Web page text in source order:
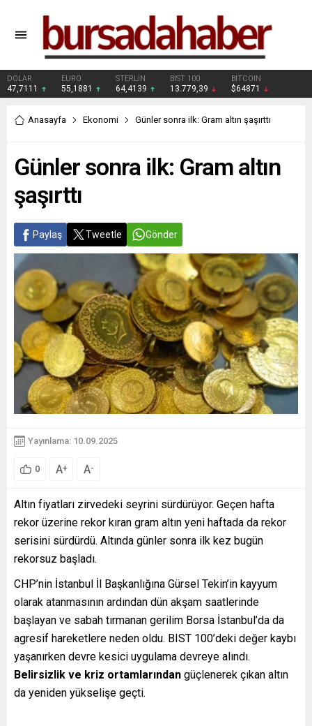
DOLAR
47,7111
EURO
55,1881
STERLİN
64,4139
BIST 100
13.779,39
BITCOIN
$64871
Anasayfa Ekonomi Günler sonra ilk: Gram altın şaşırttı
Günler sonra ilk: Gram altın
şaşırttı
Paylaş Tweetle Gönder
Yayınlama: 10.09.2025
0 A+ A-
Altın fiyatları zirvedeki seyrini sürdürüyor. Geçen hafta
rekor üzerine rekor kıran gram altın yeni haftada da rekor
serisini sürdürdü. Altında günler sonra ilk kez bugün
rekorsuz başladı.
CHP’nin İstanbul İl Başkanlığına Gürsel Tekin’in kayyum
olarak atanmasının ardından dün akşam saatlerinde
başlayan ve sabah tırmanan gerilim Borsa İstanbul’da da
agresif hareketlere neden oldu. BIST 100’deki değer kaybı
yaşanırken devre kesici uygulama devreye alındı.
Belirsizlik ve kriz ortamlarından güçlenerek çıkan altın
da yeniden yükselişe geçti.